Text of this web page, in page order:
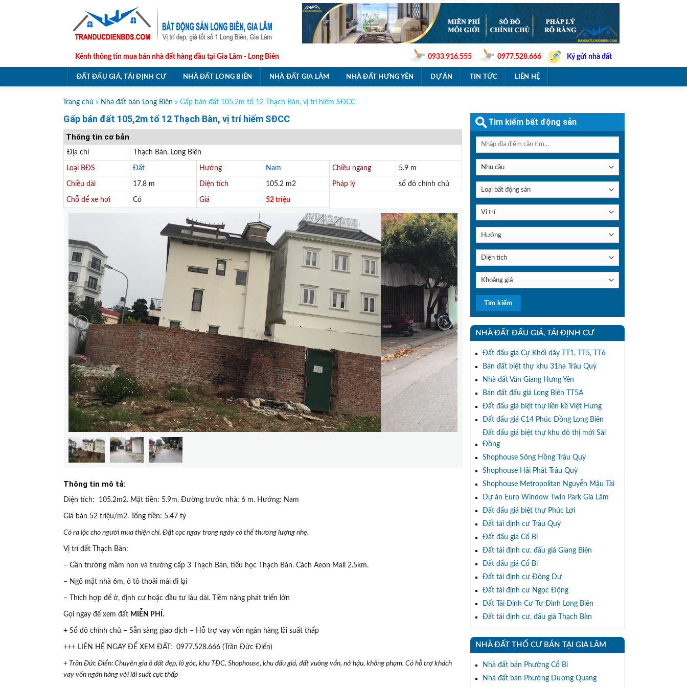
Kênh thông tin mua bán nhà đất hàng đầu tại Gia Lâm - Long Biên 0933.916.555 0977.528.666 Ký gửi nhà đất
ĐẤT ĐẤU GIÁ, TÁI ĐỊNH CƯ NHÀ ĐẤT LONG BIÊN NHÀ ĐẤT GIA LÂM NHÀ ĐẤT HƯNG YÊN DỰ ÁN TIN TỨC LIÊN HỆ
Trang chủ » Nhà đất bán Long Biên » Gấp bán đất 105,2m tổ 12 Thạch Bàn, vị trí hiếm SĐCC
Gấp bán đất 105,2m tổ 12 Thạch Bàn, vị trí hiếm SĐCC
Thông tin cơ bản
Địa chỉ Thạch Bàn, Long Biên
Loại BĐS Đất Hướng Nam Chiều ngang 5.9 m
Chiều dài 17.8 m Diện tích 105.2 m2 Pháp lý sổ đỏ chính chủ
Chỗ để xe hơi Có Giá 52 triệu
Thông tin mô tả:
Diện tích: 105.2m2. Mặt tiền: 5.9m. Đường trước nhà: 6 m. Hướng: Nam
Giá bán 52 triệu/m2. Tổng tiền: 5.47 tỷ
Có ra lộc cho người mua thiện chí. Đặt cọc ngay trong ngày có thể thương lượng nhẹ.
Vị trí đất Thạch Bàn:
– Gần trường mầm non và trường cấp 3 Thạch Bàn, tiểu học Thạch Bàn. Cách Aeon Mall 2.5km.
– Ngõ mặt nhà 6m, ô tô thoải mái đi lại
– Thích hợp để ở, định cư hoặc đầu tư lâu dài. Tiềm năng phát triển lớn
Gọi ngay để xem đất MIỄN PHÍ.
+ Sổ đỏ chính chủ – Sẵn sàng giao dịch – Hỗ trợ vay vốn ngân hàng lãi suất thấp
+++ LIÊN HỆ NGAY ĐỂ XEM ĐẤT: 0977.528.666 (Trần Đức Điển)
+ Trần Đức Điển: Chuyên gia ô đất đẹp, lô góc, khu TĐC, Shophouse, khu đấu giá, đất vuông vắn, nở hậu, không phạm. Có hỗ trợ khách
vay vốn ngân hàng với lãi suất cực thấp
Tìm kiếm bất động sản
NHÀ ĐẤT ĐẤU GIÁ, TÁI ĐỊNH CƯ
Đất đấu giá Cự Khối dãy TT1, TT5, TT6
Bán đất biệt thự khu 31ha Trâu Quỳ
Nhà đất Văn Giang Hưng Yên
Bán đất đấu giá Long Biên TT5A
Đất đấu giá biệt thự liền kề Việt Hưng
Đất đấu giá C14 Phúc Đồng Long Biên
Đất đấu giá biệt thự khu đô thị mới Sài
Đồng
Shophouse Sông Hồng Trâu Quỳ
Shophouse Hải Phát Trâu Quỳ
Shophouse Metropolitan Nguyễn Mậu Tài
Dự án Euro Window Twin Park Gia Lâm
Đất đấu giá biệt thự Phúc Lợi
Đất tái định cư Trâu Quỳ
Đất đấu giá Cổ Bi
Đất tái định cư, đấu giá Giang Biên
Đất đấu giá Cổ Bi
Đất tái định cư Đông Dư
Đất tái định cư Ngọc Động
Đất Tái Định Cư Tư Đình Long Biên
Đất tái định cư, đấu giá Thạch Bàn
NHÀ ĐẤT THỔ CƯ BÁN TẠI GIA LÂM
Nhà đất bán Phường Cổ Bi
Nhà đất bán Phường Dương Quang